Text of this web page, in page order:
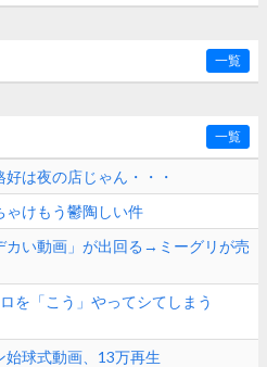
一覧
一覧
好は夜の店じゃん・・・
ゃけもう鬱陶しい件
カい動画」が出回る→ミーグリが売
を「こう」やってシてしまう
始球式動画、13万再生